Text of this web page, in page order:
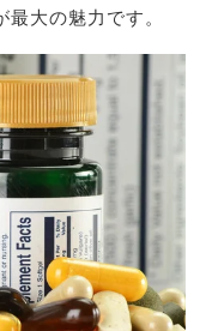
大の魅力です。